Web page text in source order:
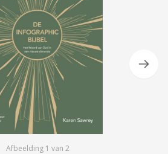
Afbeelding 1 van 2